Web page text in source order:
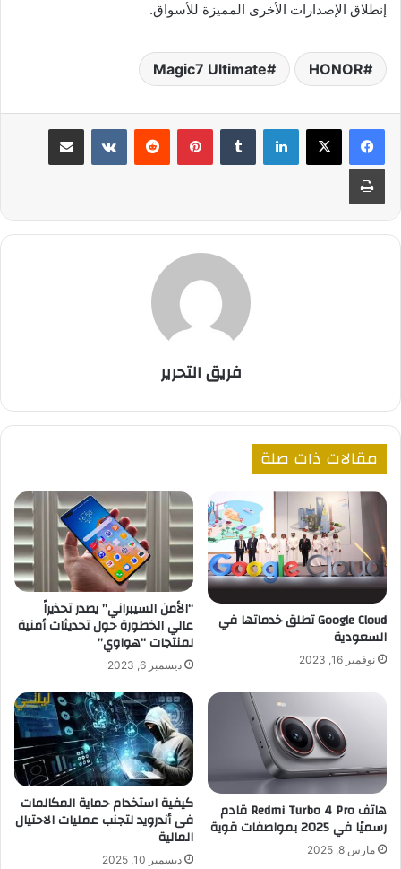
إنطلاق الإصدارات الأخرى المميزة للأسواق.
HONOR
Magic7 Ultimate
لينكدإن بينتيريست مشاركة عبر البريد
طباعة
فريق التحرير
مقالات ذات صلة
Google Cloud تطلق خدماتها في
السعودية
نوفمبر 16, 2023
“الأمن السيبراني” يصدر تحذيراً
عالي الخطورة حول تحديثات أمنية
لمنتجات “هواوي”
ديسمبر 6, 2023
هاتف Redmi Turbo 4 Pro قادم
رسميًا في 2025 بمواصفات قوية
مارس 8, 2025
كيفية استخدام حماية المكالمات
فى أندرويد لتجنب عمليات الاحتيال
المالية
ديسمبر 10, 2025